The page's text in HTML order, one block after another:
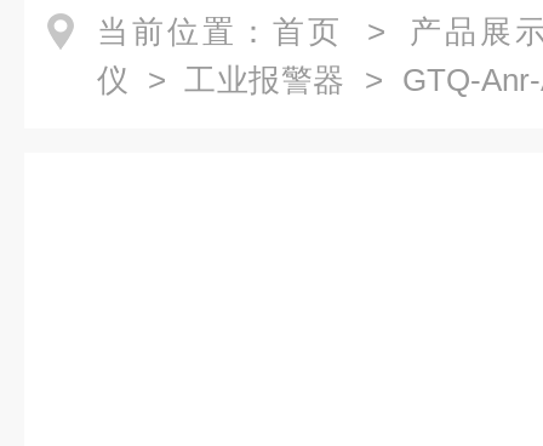
当前位置： 首页 > 产品展
仪 > 工业报警器 > GTQ-